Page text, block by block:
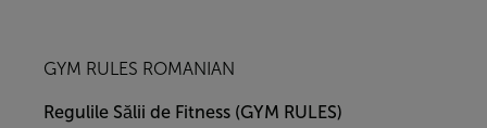
GYM RULES ROMANIAN
Regulile Sălii de Fitness (GYM RULES)